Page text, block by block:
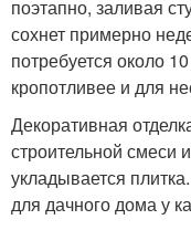
поэтапно, заливая
сохнет примерно
потребуется около
кропотливее и для
Декоративная
строительной смеси
укладывается
для дачного дома у